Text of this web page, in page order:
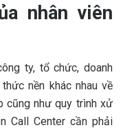
nhân viên
ty, tổ chức, doanh
nền khác nhau về
cũng như quy trình xử
Call Center cần phải